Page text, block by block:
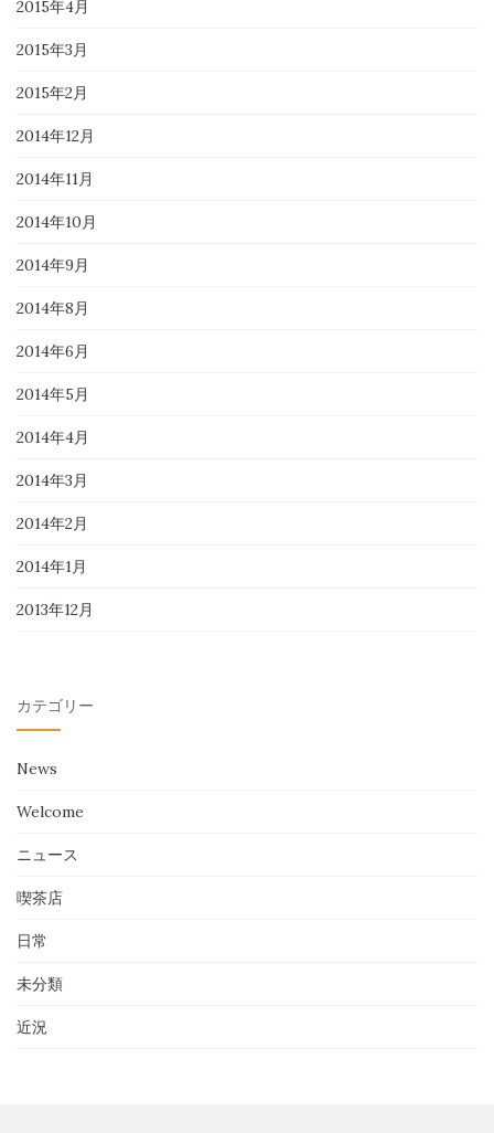
2015年4月
2015年3月
2015年2月
2014年12月
2014年11月
2014年10月
2014年9月
2014年8月
2014年6月
2014年5月
2014年4月
2014年3月
2014年2月
2014年1月
2013年12月
カテゴリー
News
Welcome
ニュース
喫茶店
日常
未分類
近況